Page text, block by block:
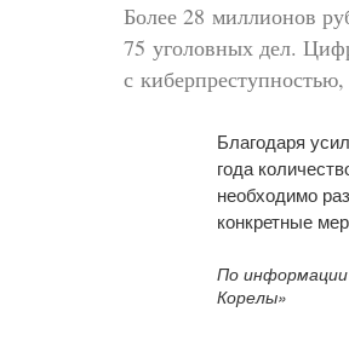
Более 28 миллионов
75 уголовных дел.
с
Благодаря
года
необходимо
конкретные
По информации
Корелы»